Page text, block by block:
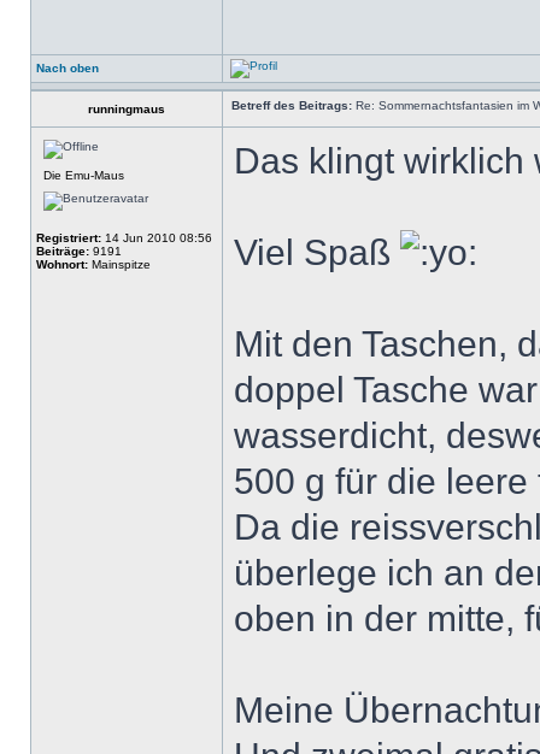
Nach oben
runningmaus Betreff des Beitrags: Re: Sommernachtsfantasien im
Die Emu-Maus
Registriert: 14 Jun 2010 08:56
Beiträge: 9191
Wohnort: Mainspitze
Das klingt wirklich
Viel Spaß
Mit den Taschen,
doppel Tasche
wasserdicht,
500 g für die leere
Da die
überlege ich an
oben in der mitte,
Meine